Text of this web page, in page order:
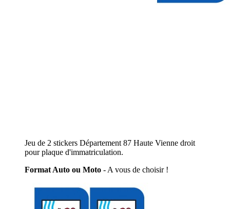
Jeu de 2 stickers Département 87 Haute Vienne droit
pour plaque d'immatriculation.
Format Auto ou Moto - A vous de choisir !